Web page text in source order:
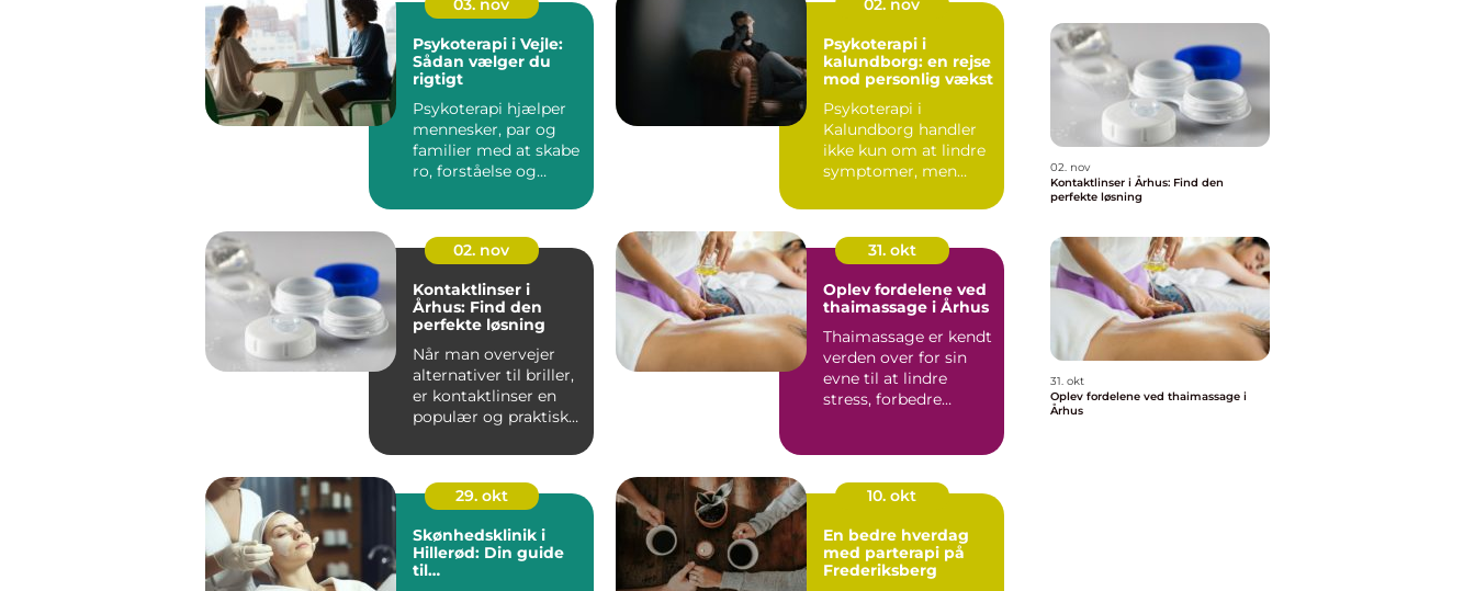
Psykoterapi i Vejle:
Sådan vælger du
rigtigt
Psykoterapi hjælper
mennesker, par og
familier med at skabe
ro, forståelse og
Psykoterapi i
kalundborg: en rejse
mod personlig vækst
Psykoterapi i
Kalundborg handler
ikke kun om at lindre
symptomer, men
selv bed...
02. nov
Kontaktlinser i
Århus: Find den
perfekte løsning
Når man overvejer
alternativer til briller,
er kontaktlinser en
populær og praktisk
31. okt
Oplev fordelene ved
thaimassage i Århus
Thaimassage er kendt
verden over for sin
evne til at lindre
stress, forbedre
29. okt
Skønhedsklinik i
Hillerød: Din guide
til
10. okt
En bedre hverdag
med parterapi på
Frederiksberg
02. nov
Kontaktlinser i Århus: Find den
perfekte løsning
31. okt
Oplev fordelene ved thaimassage i
Århus